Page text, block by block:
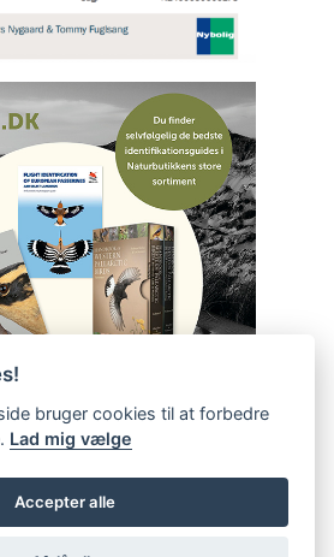
bruger cookies til at forbedre
Lad mig vælge
Accepter alle